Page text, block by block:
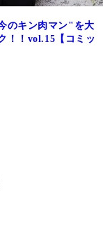
のキン肉マン"を大
！！vol.15【コミッ